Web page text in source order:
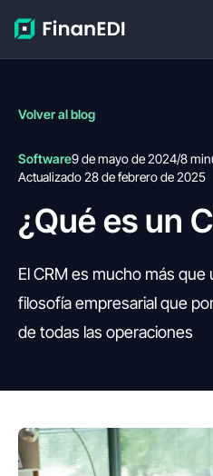
Volver al blog
Software9 de mayo de 2024/8
Actualizado 28 de febrero de 2025
¿Qué es un
El CRM es mucho más
filosofía empresarial que
de todas las operaciones